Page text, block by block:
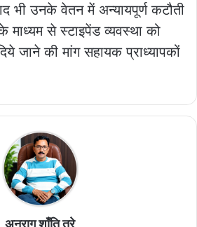
भी उनके वेतन में अन्यायपूर्ण कटौती
माध्यम से स्टाइपेंड व्यवस्था को
जाने की मांग सहायक प्राध्यापकों
अनुराग शाँति तुरे